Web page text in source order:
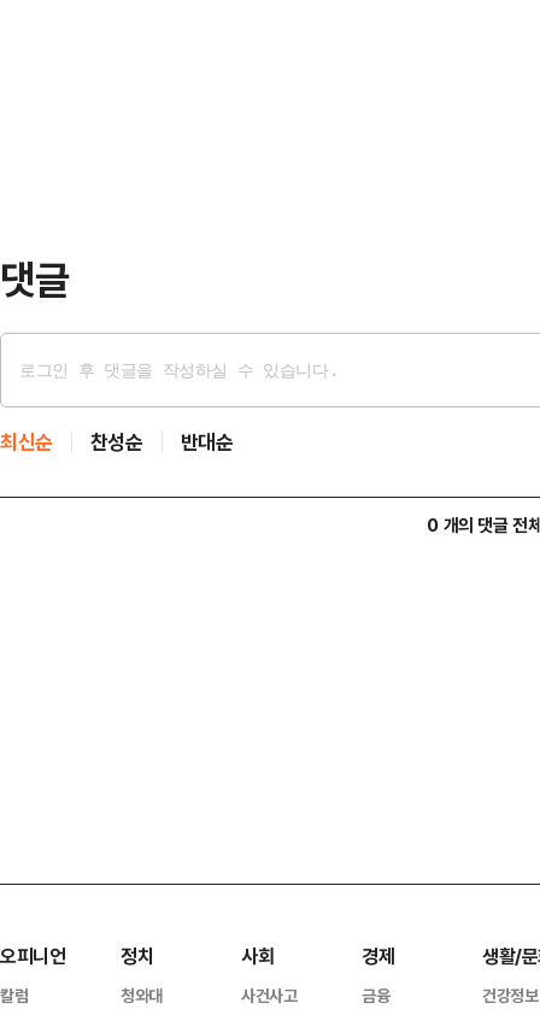
댓글
최신순 찬성순 반대순
0 개의 댓글 전
오피니언
칼럼
정치
청와대
사회
사건사고
경제
금융
생활/
건강정보